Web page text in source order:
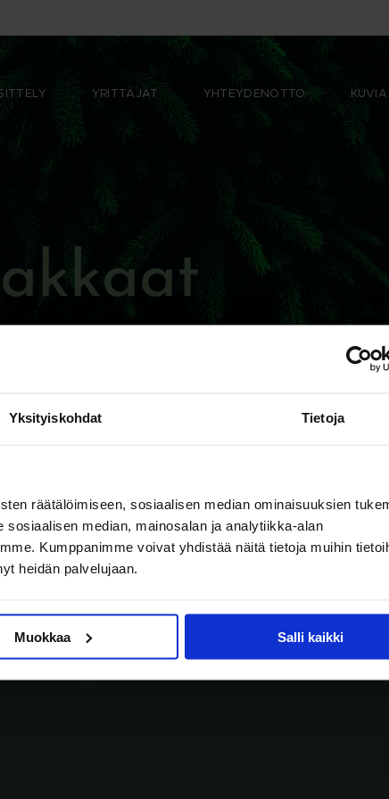
Yksityiskohdat Tietoja
räätälöimiseen, sosiaalisen median ominaisuuksien
median, mainosalan ja analytiikka-alan
Kumppanimme voivat yhdistää näitä tietoja muihin
heidän palvelujaan.
Muokkaa Salli kaikki
YRITTÄJÄT YHTEYDENOTTO KUVIA
Kaupungit ja kunnat